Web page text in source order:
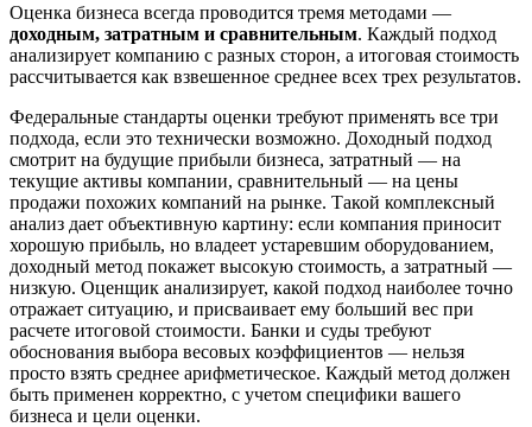
Оценка бизнеса всегда проводится тремя методами —
доходным, затратным и сравнительным. Каждый подход
анализирует компанию с разных сторон, а итоговая стоимость
рассчитывается как взвешенное среднее всех трех результатов.
Федеральные стандарты оценки требуют применять все три
подхода, если это технически возможно. Доходный подход
смотрит на будущие прибыли бизнеса, затратный — на
текущие активы компании, сравнительный — на цены
продажи похожих компаний на рынке. Такой комплексный
анализ дает объективную картину: если компания приносит
хорошую прибыль, но владеет устаревшим оборудованием,
доходный метод покажет высокую стоимость, а затратный —
низкую. Оценщик анализирует, какой подход наиболее точно
отражает ситуацию, и присваивает ему больший вес при
расчете итоговой стоимости. Банки и суды требуют
обоснования выбора весовых коэффициентов — нельзя
просто взять среднее арифметическое. Каждый метод должен
быть применен корректно, с учетом специфики вашего
бизнеса и цели оценки.